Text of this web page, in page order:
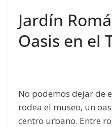
Jardín
Oasis en el
No podemos dejar de
rodea el museo, un
centro urbano. Entre